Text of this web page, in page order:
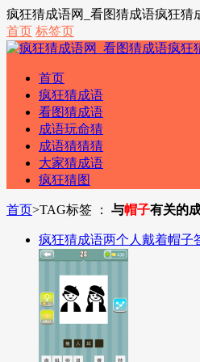
疯狂猜成语网_看图猜成语疯狂猜
首页 标签页
首页
疯狂猜成语
看图猜成语
成语玩命猜
成语猜猜猜
大家猜成语
疯狂猜图
首页>TAG标签 ： 与帽子有关的
疯狂猜成语两个人戴着帽子